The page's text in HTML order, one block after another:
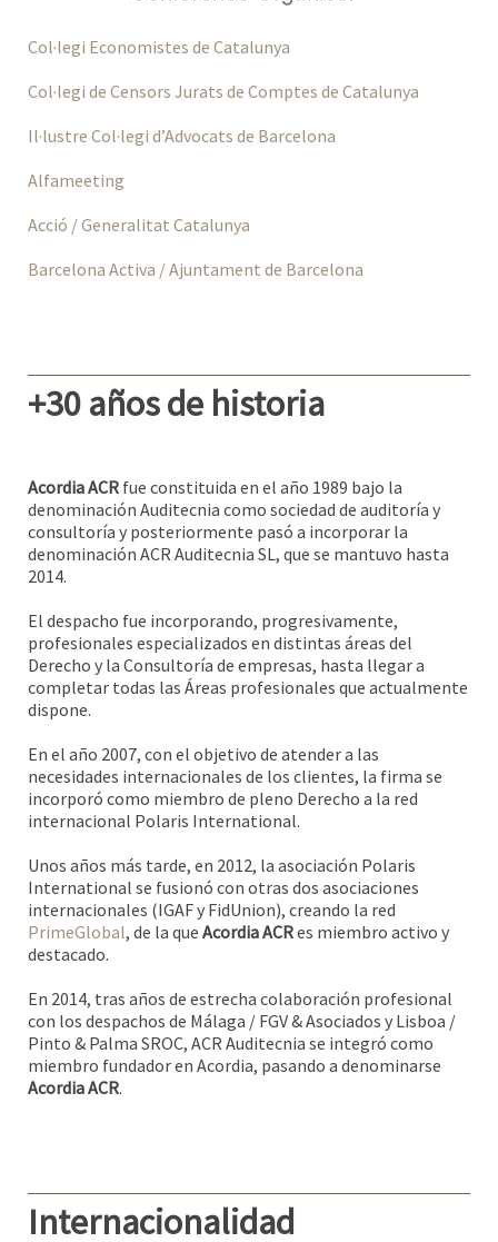
Col·legi Economistes de Catalunya
Col·legi de Censors Jurats de Comptes de Catalunya
Il·lustre Col·legi d’Advocats de Barcelona
Alfameeting
Acció / Generalitat Catalunya
Barcelona Activa / Ajuntament de Barcelona
+30 años de historia
Acordia ACR fue constituida en el año 1989 bajo la
denominación Auditecnia como sociedad de auditoría y
consultoría y posteriormente pasó a incorporar la
denominación ACR Auditecnia SL, que se mantuvo hasta
2014.
El despacho fue incorporando, progresivamente,
profesionales especializados en distintas áreas del
Derecho y la Consultoría de empresas, hasta llegar a
completar todas las Áreas profesionales que actualmente
dispone.
En el año 2007, con el objetivo de atender a las
necesidades internacionales de los clientes, la firma se
incorporó como miembro de pleno Derecho a la red
internacional Polaris International.
Unos años más tarde, en 2012, la asociación Polaris
International se fusionó con otras dos asociaciones
internacionales (IGAF y FidUnion), creando la red
PrimeGlobal, de la que Acordia ACRes miembro activo y
destacado.
En 2014, tras años de estrecha colaboración profesional
con los despachos de Málaga / FGV & Asociados y Lisboa /
Pinto & Palma SROC, ACR Auditecnia se integró como
miembro fundador en Acordia, pasando a denominarse
Acordia ACR.
Internacionalidad